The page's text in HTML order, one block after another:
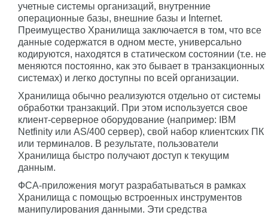
учетные системы организаций, внутренние
операционные базы, внешние базы и Internet.
Преимущество Хранилища заключается в том, что все
данные содержатся в одном месте, универсально
кодируются, находятся в статическом состоянии (т.е. не
меняются постоянно, как это бывает в транзакционных
системах) и легко доступны по всей организации.
Хранилища обычно реализуются отдельно от системы
обработки транзакций. При этом используется свое
клиент-серверное оборудование (например: IBM
Netfinity или AS/400 сервер), свой набор клиентских ПК
или терминалов. В результате, пользователи
Хранилища быстро получают доступ к текущим
данным.
ФСА-приложения могут разрабатываться в рамках
Хранилища с помощью встроенных инструментов
манипулирования данными. Эти средства